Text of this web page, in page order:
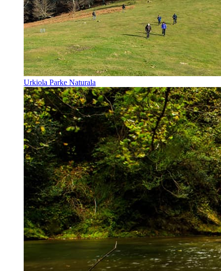
Urkiola Parke Naturala